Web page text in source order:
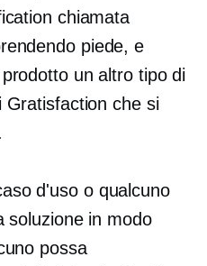
chiamata
piede, e
un altro tipo di
Gratisfaction che si
d'uso o qualcuno
soluzione in modo
possa